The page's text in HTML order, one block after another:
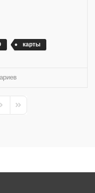
карты
Next PageLast Page